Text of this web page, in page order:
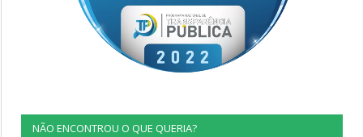
NÃO ENCONTROU O QUE QUERIA?